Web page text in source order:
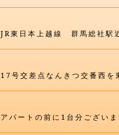
JR東日本上越線 群馬総社駅
17号交差点なんきつ交番西を
アパートの前に1台分ござい